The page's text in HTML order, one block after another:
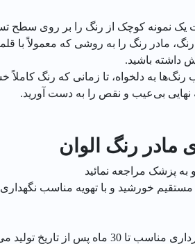
یک نمونه کوچک از رنگ را بر روی
مادر رنگ را به روشی که معمولاً با
داشته باشید.
رنگ‌ها به دلخواه، تا زمانی که رنگ
نهایی بی‌عیب و نقص را به دست آورید.
مادر رنگ الوان
پزشک مراجعه نمائید
خورشید و با تهویه مناسب
تاریخ تولید می‌باشد.